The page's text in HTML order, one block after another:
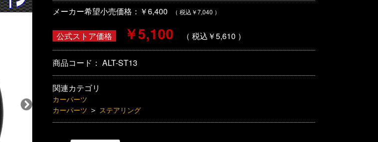
メーカー希望小売価格：￥6,400 （ 税込￥7,040 ）
公式ストア価格 ￥5,100 （ 税込￥5,610 ）
商品コード： ALT-ST13
関連カテゴリ
カーパーツ
カーパーツ ＞ ステアリング